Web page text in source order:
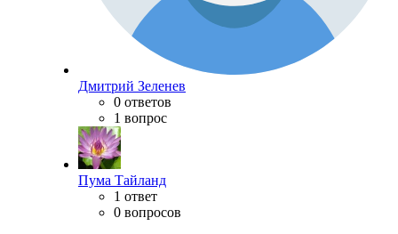
Дмитрий Зеленев
0 ответов
1 вопрос
Пума Тайланд
1 ответ
0 вопросов